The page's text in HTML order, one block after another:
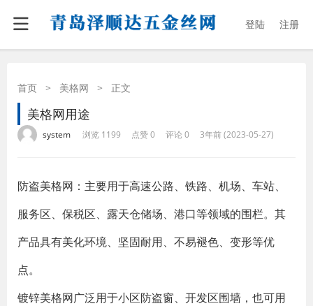
登陆 注册
首页 > 美格网 > 正文
美格网用途
system 浏览 1199 点赞 0 评论 0 3年前 (2023-05-27)
防盗美格网：主要用于高速公路、铁路、机场、车站、
服务区、保税区、露天仓储场、港口等领域的围栏。其
产品具有美化环境、坚固耐用、不易褪色、变形等优
点。
镀锌美格网广泛用于小区防盗窗、开发区围墙，也可用